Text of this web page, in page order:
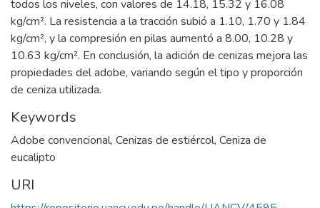
todos los niveles, con valores de 14.18, 15.32 y 16.08
kg/cm². La resistencia a la tracción subió a 1.10, 1.70 y 1.84
kg/cm², y la compresión en pilas aumentó a 8.00, 10.28 y
10.63 kg/cm². En conclusión, la adición de cenizas mejora las
propiedades del adobe, variando según el tipo y proporción
de ceniza utilizada.
Keywords
Adobe convencional, Cenizas de estiércol, Ceniza de
eucalipto
URI